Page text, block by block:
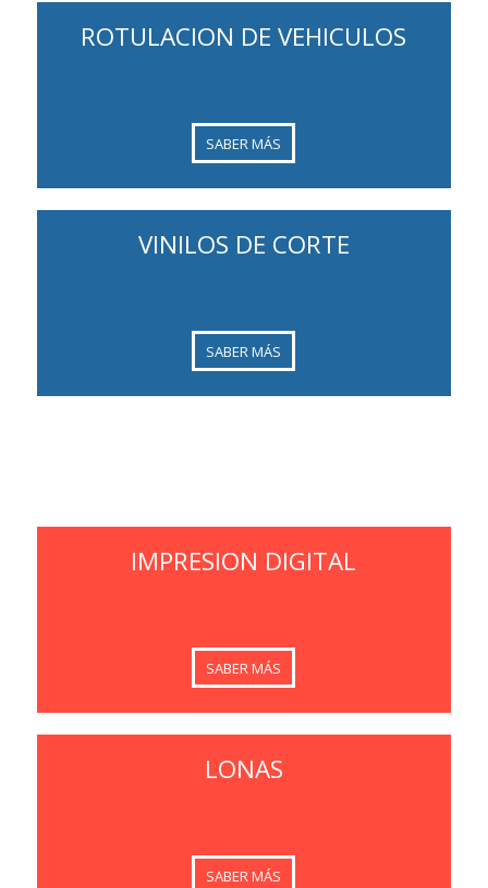
ROTULACION DE VEHICULOS
SABER MÁS
VINILOS DE CORTE
SABER MÁS
IMPRESION DIGITAL
SABER MÁS
LONAS
SABER MÁS